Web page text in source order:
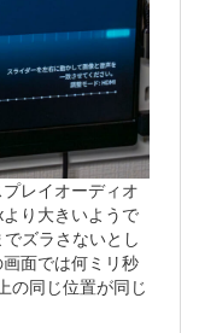
レイオーディオ
り大きいようで
ズラさないとし
面では何ミリ秒
の同じ位置が同じ